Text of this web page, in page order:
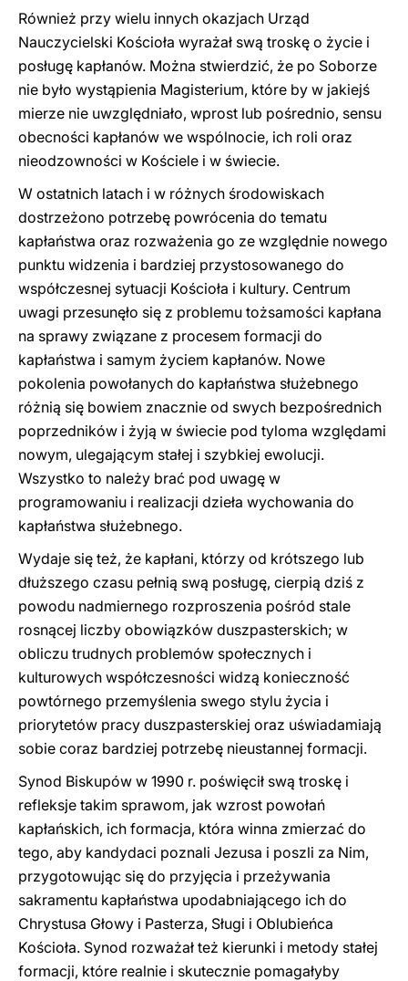
Również przy wielu innych okazjach Urząd
Nauczycielski Kościoła wyrażał swą troskę o życie i
posługę kapłanów. Można stwierdzić, że po Soborze
nie było wystąpienia Magisterium, które by w jakiejś
mierze nie uwzględniało, wprost lub pośrednio, sensu
obecności kapłanów we wspólnocie, ich roli oraz
nieodzowności w Kościele i w świecie.
W ostatnich latach i w różnych środowiskach
dostrzeżono potrzebę powrócenia do tematu
kapłaństwa oraz rozważenia go ze względnie nowego
punktu widzenia i bardziej przystosowanego do
współczesnej sytuacji Kościoła i kultury. Centrum
uwagi przesunęło się z problemu tożsamości kapłana
na sprawy związane z procesem formacji do
kapłaństwa i samym życiem kapłanów. Nowe
pokolenia powołanych do kapłaństwa służebnego
różnią się bowiem znacznie od swych bezpośrednich
poprzedników i żyją w świecie pod tyloma względami
nowym, ulegającym stałej i szybkiej ewolucji.
Wszystko to należy brać pod uwagę w
programowaniu i realizacji dzieła wychowania do
kapłaństwa służebnego.
Wydaje się też, że kapłani, którzy od krótszego lub
dłuższego czasu pełnią swą posługę, cierpią dziś z
powodu nadmiernego rozproszenia pośród stale
rosnącej liczby obowiązków duszpasterskich; w
obliczu trudnych problemów społecznych i
kulturowych współczesności widzą konieczność
powtórnego przemyślenia swego stylu życia i
priorytetów pracy duszpasterskiej oraz uświadamiają
sobie coraz bardziej potrzebę nieustannej formacji.
Synod Biskupów w 1990 r. poświęcił swą troskę i
refleksje takim sprawom, jak wzrost powołań
kapłańskich, ich formacja, która winna zmierzać do
tego, aby kandydaci poznali Jezusa i poszli za Nim,
przygotowując się do przyjęcia i przeżywania
sakramentu kapłaństwa upodabniającego ich do
Chrystusa Głowy i Pasterza, Sługi i Oblubieńca
Kościoła. Synod rozważał też kierunki i metody stałej
formacji, które realnie i skutecznie pomagałyby